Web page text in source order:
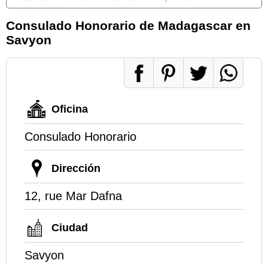
Consulado Honorario de Madagascar en
Savyon
Oficina
Consulado Honorario
Dirección
12, rue Mar Dafna
Ciudad
Savyon